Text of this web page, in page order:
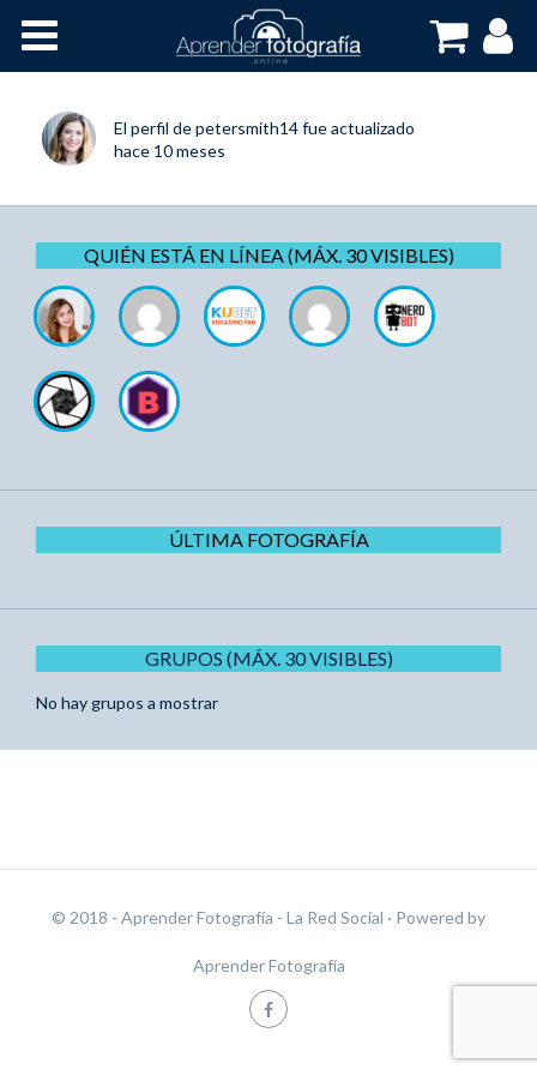
Cursos OnLine
El perfil depetersmith14fue actualizado
hace 10 meses
QUIÉN ESTÁ EN LÍNEA (MÁX. 30 VISIBLES)
ÚLTIMA FOTOGRAFÍA
GRUPOS (MÁX. 30 VISIBLES)
No hay grupos a mostrar
© 2018 - Aprender Fotografía - La Red Social · Powered by
Aprender Fotografía